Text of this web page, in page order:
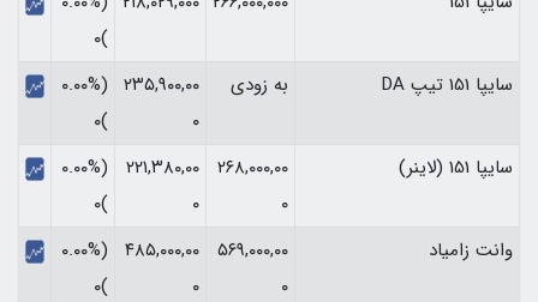
)۰
سایپا 151 تیپ DA
به زودی
۲۳۵,۹۰۰,۰۰
۰
(۰.۰۰%
)۰
سایپا 151 (لاینر)
۲۶۸,۰۰۰,۰۰
۰
۲۲۱,۳۸۰,۰۰
۰
(۰.۰۰%
)۰
وانت زامیاد
۵۶۹,۰۰۰,۰۰
۰
۴۸۵,۰۰۰,۰۰
۰
(۰.۰۰%
)۰